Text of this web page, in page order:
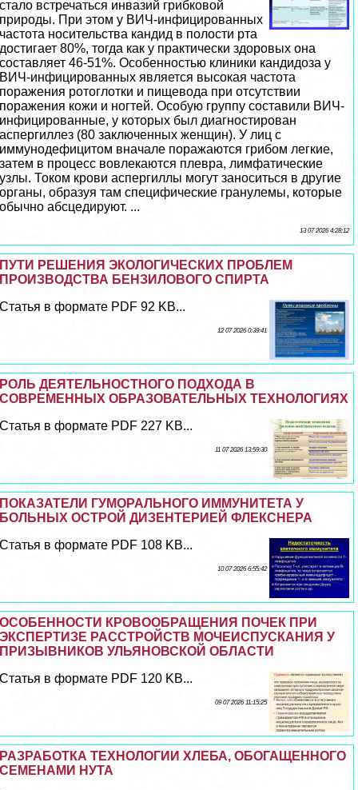
стало встречаться инвазий грибковой
природы. При этом у ВИЧ-инфицированных
частота носительства кандид в полости рта
достигает 80%, тогда как у пpaктически здоровых она
составляет 46-51%. Особенностью клиники кандидоза у
ВИЧ-инфицированных является высокая частота
поражения ротоглотки и пищевода при отсутствии
поражения кожи и ногтей. Особую группу составили ВИЧ-
инфицированные, у которых был диагностирован
аспергиллез (80 заключенных женщин). У лиц с
иммунодефицитом вначале поражаются грибом легкие,
затем в процесс вовлекаются плевра, лимфатические
узлы. Током крови аспергиллы могут заноситься в другие
органы, образуя там специфические гранулемы, которые
обычно абсцедируют. ...
13 07 2026 4:28:12
ПУТИ РЕШЕНИЯ ЭКОЛОГИЧЕСКИХ ПРОБЛЕМ
ПРОИЗВОДСТВА БЕНЗИЛОВОГО СПИРТА
Статья в формате PDF 92 KB...
12 07 2026 0:39:41
РОЛЬ ДЕЯТЕЛЬНОСТНОГО ПОДХОДА В
СОВРЕМЕННЫХ ОБРАЗОВАТЕЛЬНЫХ ТЕХНОЛОГИЯХ
Статья в формате PDF 227 KB...
11 07 2026 13:59:30
ПОКАЗАТЕЛИ ГУМОРАЛЬНОГО ИММУНИТЕТА У
БОЛЬНЫХ ОСТРОЙ ДИЗЕНТЕРИЕЙ ФЛЕКСНЕРА
Статья в формате PDF 108 KB...
10 07 2026 6:55:42
ОСОБЕННОСТИ КРОВООБРАЩЕНИЯ ПОЧЕК ПРИ
ЭКСПЕРТИЗЕ РАССТРОЙСТВ МОЧЕИСПУСКАНИЯ У
ПРИЗЫВНИКОВ УЛЬЯНОВСКОЙ ОБЛАСТИ
Статья в формате PDF 120 KB...
09 07 2026 11:15:25
РАЗРАБОТКА ТЕХНОЛОГИИ ХЛЕБА, ОБОГАЩЕННОГО
СЕМЕНАМИ НУТА